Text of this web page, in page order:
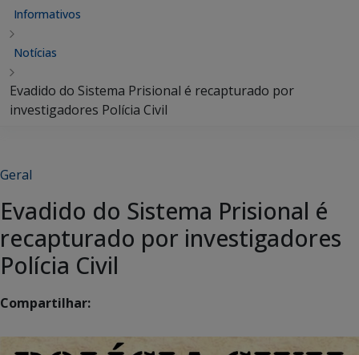
Informativos
Notícias
Evadido do Sistema Prisional é recapturado por
investigadores Polícia Civil
Geral
Evadido do Sistema Prisional é
recapturado por investigadores
Polícia Civil
Compartilhar: